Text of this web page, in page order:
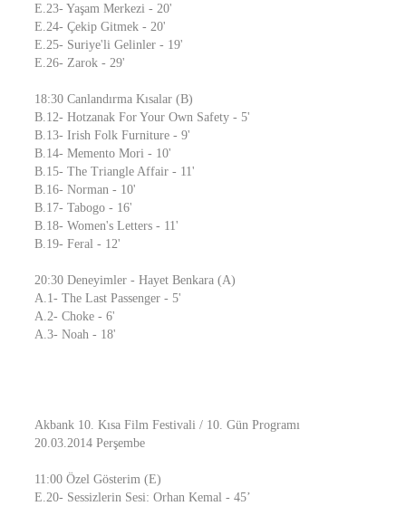
E.23- Yaşam Merkezi - 20'
E.24- Çekip Gitmek - 20'
E.25- Suriye'li Gelinler - 19'
E.26- Zarok - 29'
18:30 Canlandırma Kısalar (B)
B.12- Hotzanak For Your Own Safety - 5'
B.13- Irish Folk Furniture - 9'
B.14- Memento Mori - 10'
B.15- The Triangle Affair - 11'
B.16- Norman - 10'
B.17- Tabogo - 16'
B.18- Women's Letters - 11'
B.19- Feral - 12'
20:30 Deneyimler - Hayet Benkara (A)
A.1- The Last Passenger - 5'
A.2- Choke - 6'
A.3- Noah - 18'
Akbank 10. Kısa Film Festivali / 10. Gün Programı
20.03.2014 Perşembe
11:00 Özel Gösterim (E)
E.20- Sessizlerin Sesi: Orhan Kemal - 45’